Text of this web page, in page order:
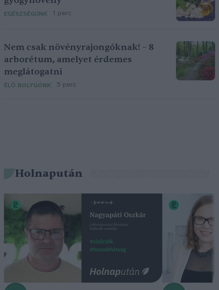
EGÉSZSÉGÜNK 1 perc
Nem csak növényrajongóknak! – 8
arborétum, amelyet érdemes
meglátogatni
ÉLŐ BOLYGÓNK 5 perc
Holnapután